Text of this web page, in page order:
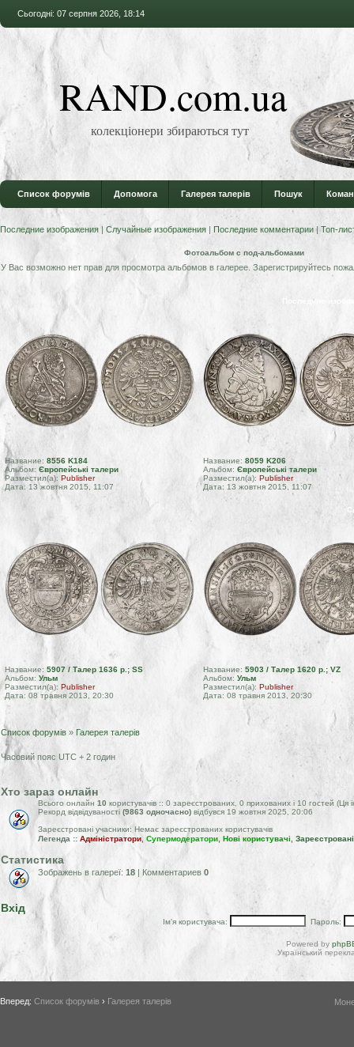
Сьогодні: 07 серпня 2026, 18:14
RAND.com.ua
колекціонери збираються тут
Список форумів Допомога Галерея талерів Пошук
Последние изображения | Случайные изображения | Последние комментарии|Топ-
Фотоальбом с под-альбомами
У Вас возможно нет прав для просмотра альбомов в галерее. Зарегистрируйтесь
Последние
Название: 8556 K184
Альбом: Європейські талери
Разместил(а): Publisher
Дата: 13 жовтня 2015, 11:07
Название: 8059 K206
Альбом: Європейські талери
Разместил(а): Publisher
Дата: 13 жовтня 2015, 11:07
Название: 5907 / Талер 1636 р.; SS
Альбом: Ульм
Разместил(а): Publisher
Дата: 08 травня 2013, 20:30
Название: 5903 / Талер 1620 р.; VZ
Альбом: Ульм
Разместил(а): Publisher
Дата: 08 травня 2013, 20:30
Список форумів » Галерея талерів
Часовий пояс UTC + 2 годин
Хто зараз онлайн
Всього онлайн 10 користувачів :: 0 зареєстрованих, 0 прихованих і 10 гостей (Ця
Рекорд відвідуваності (9863 одночасно) відбувся 19 жовтня 2025, 20:06
Зареєстровані учасники: Немає зареєстрованих користувачів
Легенда :: Адміністратори Супермодератори Нові користувачі
Статистика
Зображень в галереї: 18 | Комментариев 0
Вхід
Ім'я користувача: Пароль:
Powered by
Український
Вперед: Список форумів › Галерея талерів